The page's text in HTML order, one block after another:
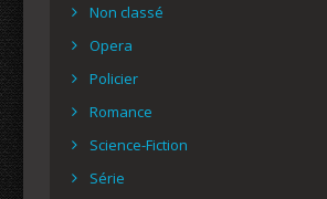
Non classé
Opera
Policier
Romance
Science-Fiction
Série